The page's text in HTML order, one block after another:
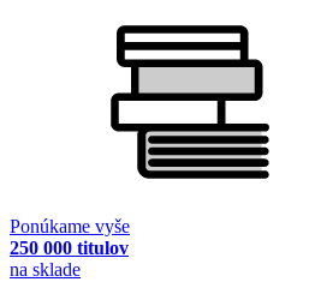
Ponúkame vyše
250 000 titulov
na sklade